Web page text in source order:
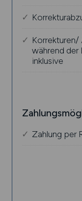
Korrekturen/
während der
inklusive
Zahlung per